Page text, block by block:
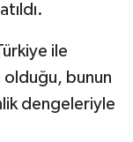
ile
olduğu, bunun
dengeleriyle